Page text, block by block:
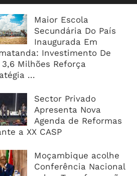
Maior Escola
Secundária Do País
Inaugurada Em
Investimento De
3,6 Milhões Reforça
...
Sector Privado
Apresenta Nova
Agenda de Reformas
a XX CASP
Moçambique acolhe
Conferência Nacional
Standard Bank pede ao
que “saia do caminho” e
os negócios
Direitos Reservados.